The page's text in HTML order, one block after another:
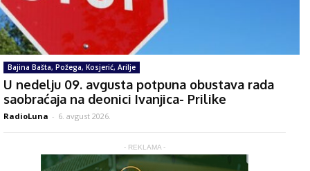
Bajina Bašta, Požega, Kosjerić, Arilje
U nedelju 09. avgusta potpuna obustava rada
saobraćaja na deonici Ivanjica- Prilike
RadioLuna - 6. avgust 2026.
- REKLAMA -